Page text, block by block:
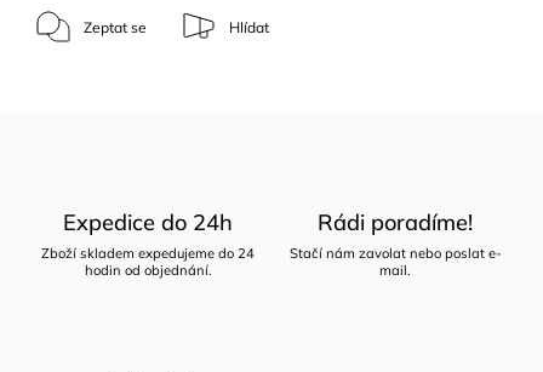
Zeptat se Hlídat
Expedice do 24h
Zboží skladem expedujeme do 24
hodin od objednání.
Rádi poradíme!
Stačí nám zavolat nebo poslat e-
mail.